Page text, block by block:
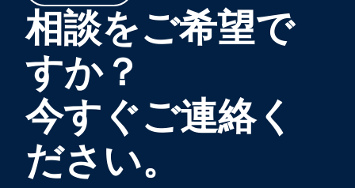
相談をご希望で
すか？
今すぐご連絡く
ださい。